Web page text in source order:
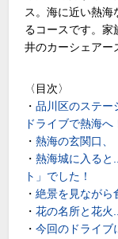
ス。海に近い熱海
るコースです。家
井のカーシェアー
〈目次〉
・品川区のステー
ドライブで熱海へ
・熱海の玄関口、
・熱海城に入ると
ト」でした！
・絶景を見ながら
・花の名所と花火
・今回のドライブ